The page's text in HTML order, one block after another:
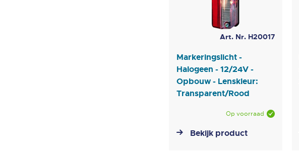
Art. Nr. H20017
Markeringslicht -
Halogeen - 12/24V -
Opbouw - Lenskleur:
Transparent/Rood
Op voorraad
Bekijk product